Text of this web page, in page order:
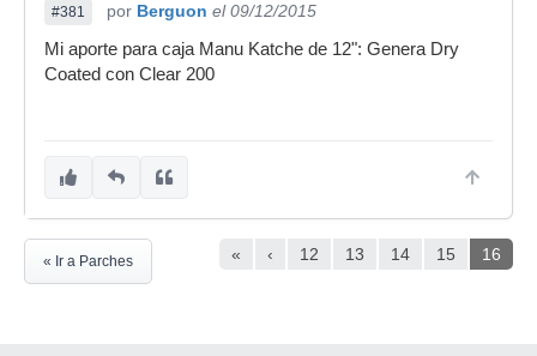
#381 por Berguon el 09/12/2015
Mi aporte para caja Manu Katche de 12": Genera Dry
Coated con Clear 200
« ‹ 12 13 14 15 16
« Ir a Parches